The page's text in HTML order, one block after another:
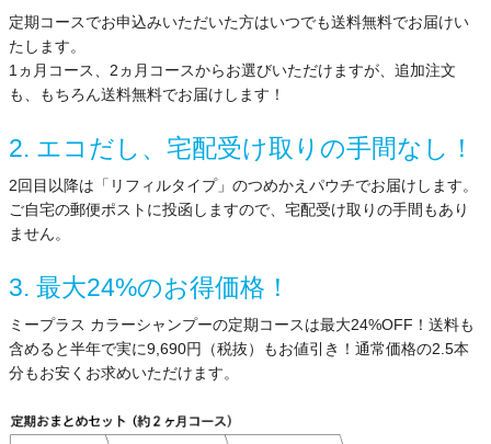
定期コースでお申込みいただいた方はいつでも送料無料でお届けい
たします。
1ヵ月コース、2ヵ月コースからお選びいただけますが、追加注文
も、もちろん送料無料でお届けします！
2. エコだし、宅配受け取りの手間なし！
2回目以降は「リフィルタイプ」のつめかえパウチでお届けします。
ご自宅の郵便ポストに投函しますので、宅配受け取りの手間もあり
ません。
3. 最大24%のお得価格！
ミープラス カラーシャンプーの定期コースは最大24%OFF！送料も
含めると半年で実に9,690円（税抜）もお値引き！通常価格の2.5本
分もお安くお求めいただけます。